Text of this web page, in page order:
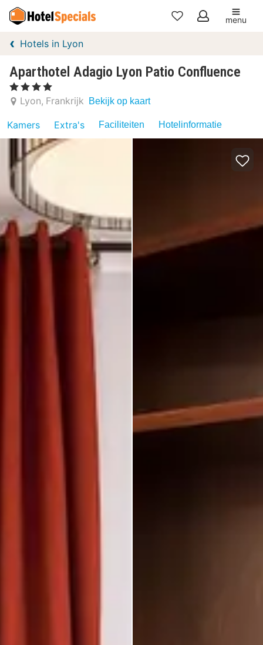
Mijn
menu
Hotels in Lyon
Aparthotel Adagio Lyon Patio Confluence
, 4 Sterren
Lyon Frankrijk Bekijk op kaart
Kamers Extra's Faciliteiten Hotelinformatie